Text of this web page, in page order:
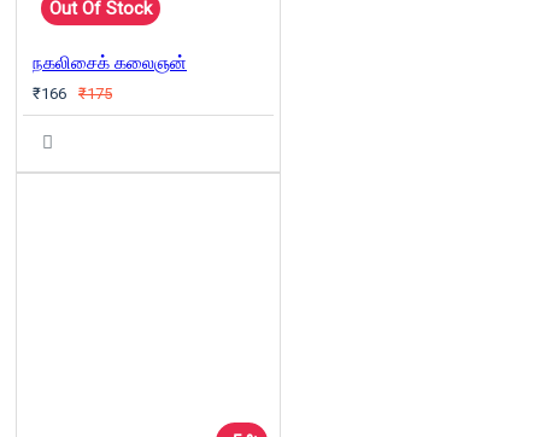
Out Of Stock
நகலிசைக் கலைஞன்
₹166 ₹175